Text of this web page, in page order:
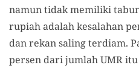
namun tidak memiliki
rupiah adalah kesalahan
dan rekan saling terdiam.
persen dari jumlah UMR